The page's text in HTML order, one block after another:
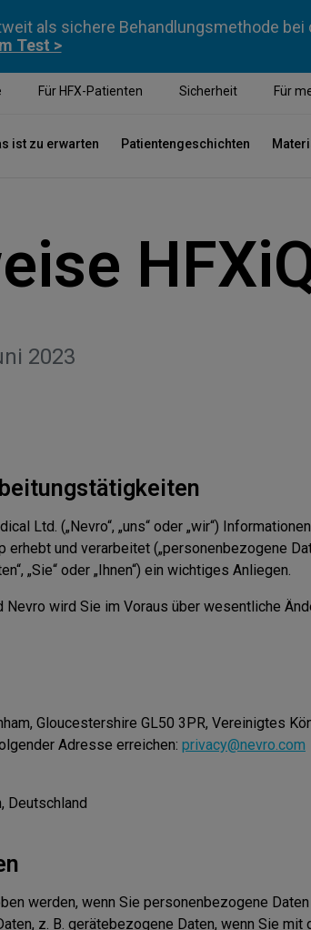
als sichere Behandlungsmethode
Test >
Für HFX-Patienten Sicherheit Für
ist zu erwarten Patientengeschichten
2023
Ltd. („Nevro“, „uns“ oder „wir“)
erhebt und verarbeitet („personenbezogene
„Sie“ oder „Ihnen“) ein wichtiges Anliegen.
wird Sie im Voraus über wesentliche
Gloucestershire GL50 3PR, Vereinigtes
Adresse erreichen: privacy@nevro.com
Deutschland
werden, wenn Sie personenbezogene
z. B. gerätebezogene Daten, wenn Sie mit